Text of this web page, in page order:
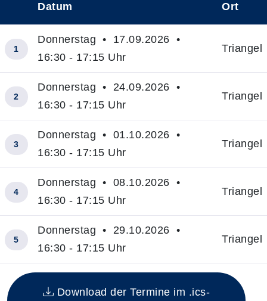
Insgesamt gibt es 11 Termine zum diesen Kurs
Datum Ort
1
Donnerstag • 17.09.2026 •
16:30 - 17:15 Uhr
Triangel
2
Donnerstag • 24.09.2026 •
16:30 - 17:15 Uhr
Triangel
3
Donnerstag • 01.10.2026 •
16:30 - 17:15 Uhr
Triangel
4
Donnerstag • 08.10.2026 •
16:30 - 17:15 Uhr
Triangel
5
Donnerstag • 29.10.2026 •
16:30 - 17:15 Uhr
Triangel
Download der Termine im .ics-